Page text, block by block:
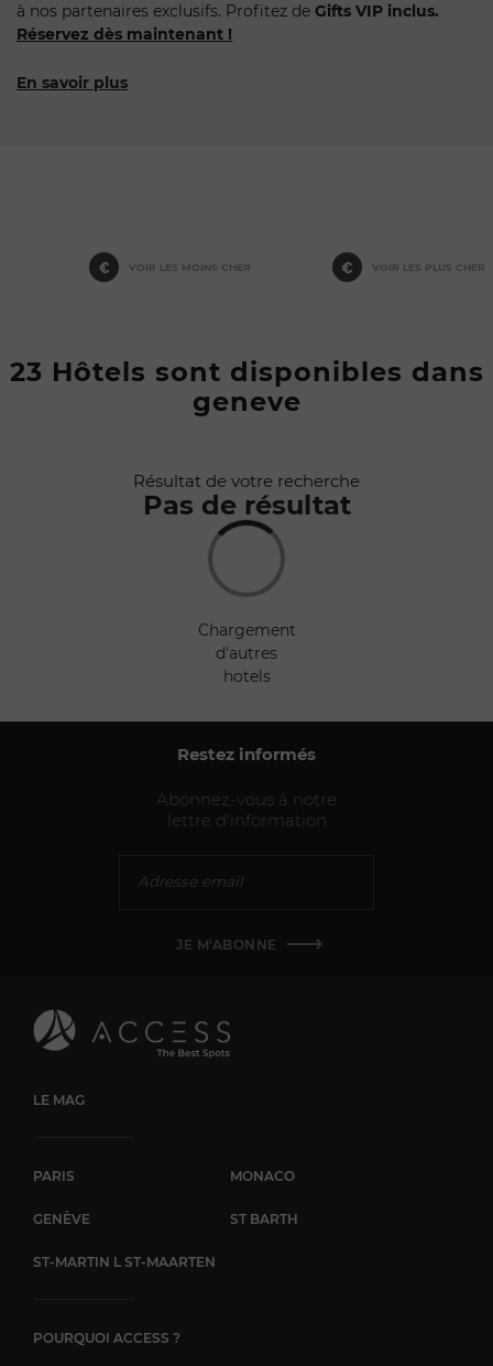
à nos partenaires exclusifs. Profitez de Gifts VIP inclus.
Réservez dès maintenant !
En savoir plus
VOIR LES MOINS CHER VOIR LES PLUS CHER
23 Hôtels sont disponibles dans
geneve
Résultat de votre recherche
Pas de résultat
chargement
d'autres
hotels
Restez informés
Abonnez-vous à notre
lettre d'information
JE M'ABONNE
LE MAG
PARIS MONACO
GENÈVE ST BARTH
ST-MARTIN L ST-MAARTEN
POURQUOI ACCESS ?